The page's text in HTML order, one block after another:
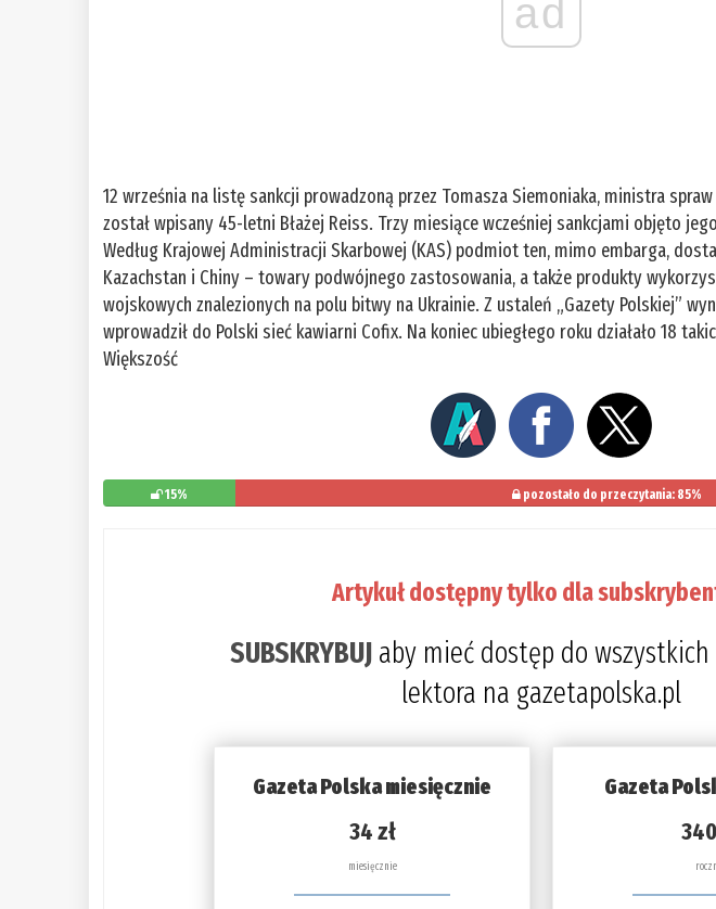
ad
12 września na listę sankcji prowadzoną przez Tomasza Siemoniaka, ministra
został wpisany 45-letni Błażej Reiss. Trzy miesiące wcześniej sankcjami objęto
Według Krajowej Administracji Skarbowej (KAS) podmiot ten, mimo embarga,
Kazachstan i Chiny – towary podwójnego zastosowania, a także produkty
wojskowych znalezionych na polu bitwy na Ukrainie. Z ustaleń „Gazety Polskiej”
wprowadził do Polski sieć kawiarni Cofix. Na koniec ubiegłego roku działało 18
Większość
15% pozostało do przeczytania: 85%
Artykuł dostępny tylko dla
SUBSKRYBUJ aby mieć dostęp do
lektora na gazetapolska.pl
Gazeta Polska miesięcznie
34 zł
miesięcznie
Gazeta